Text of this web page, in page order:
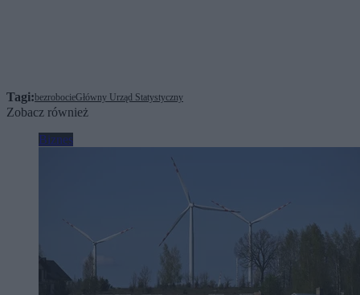
Tagi:bezrobocieGłówny Urząd Statystyczny
Zobacz również
Biznes